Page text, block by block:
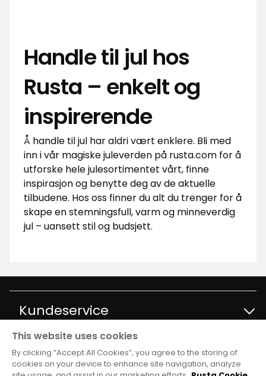
Handle til jul hos
Rusta – enkelt og
inspirerende
Å handle til jul har aldri vært enklere. Bli med
inn i vår magiske juleverden på rusta.com for å
utforske hele julesortimentet vårt, finne
inspirasjon og benytte deg av de aktuelle
tilbudene. Hos oss finner du alt du trenger for å
skape en stemningsfull, varm og minneverdig
jul – uansett stil og budsjett.
Kundeservice
Informasjon
This website uses cookies
By clicking “Accept All Cookies”, you agree to the storing of
cookies on your device to enhance site navigation, analyze